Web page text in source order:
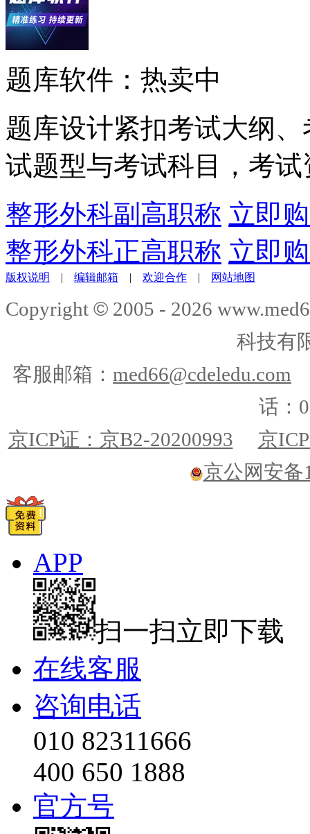
题库软件：热卖中
题库设计紧扣考试大纲
试题型与考试科目，考
整形外科副高职称 立即
整形外科正高职称 立即
版权说明 | 编辑邮箱 | 欢迎合作 | 网站地图
Copyright © 2005 - 2026
科技有
客服邮箱： med66@cdeledu.com
话：
京ICP证：京B2-20200993
京
京公网安备
APP
扫一扫立即下载
在线客服
咨询电话
010 82311666
400 650 1888
官方号